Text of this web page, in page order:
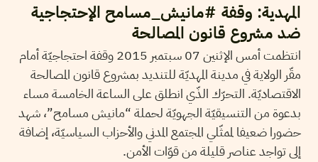
المهدية: وقفة #مانيش_مسامح الإحتجاجية
ضد مشروع قانون المصالحة
انتظمت أمس الإثنين 07 سبتمبر 2015 وقفة احتجاجيّة أمام
مقّر الولاية في مدينة المهديّة للتنديد بمشروع قانون المصالحة
الاقتصاديّة. التحرّك الذّي انطلق على الساعة الخامسة مساء
بدعوة من التنسيقيّة الجهويّة لحملة “مانيش مسامح”، شهد
حضورا ضعيفا لممثّلي المجتمع المدني والأحزاب السياسيّة، إضافة
إلى تواجد عناصر قليلة من قوّات الأمن.